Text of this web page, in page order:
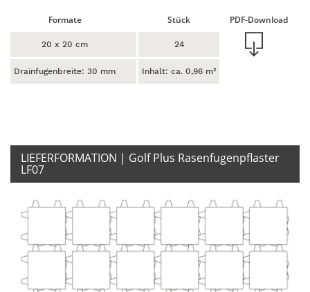
Formate Stück
20 x 20 cm 24
Drainfugenbreite: 30 mm Inhalt: ca. 0,96 m²
PDF-Download
LIEFERFORMATION | Golf Plus Rasenfugenpflaster
LF07